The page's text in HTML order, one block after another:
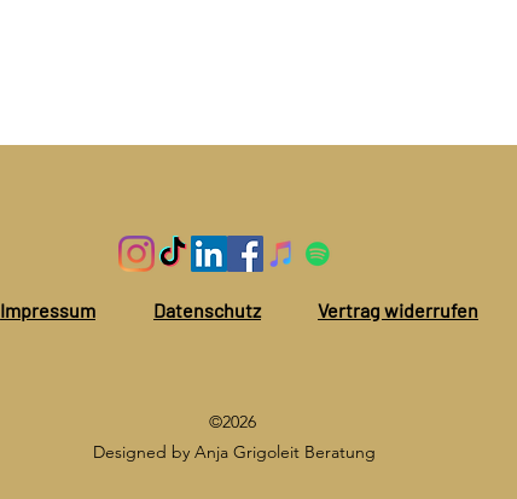
Impressum Datenschutz Vertrag widerrufen
©2026
Designed by Anja Grigoleit Beratung